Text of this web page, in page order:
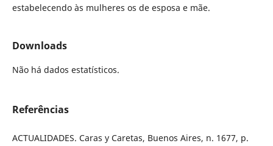
estabelecendo às mulheres os de esposa e mãe.
Downloads
Não há dados estatísticos.
Referências
ACTUALIDADES. Caras y Caretas, Buenos Aires, n. 1677, p.